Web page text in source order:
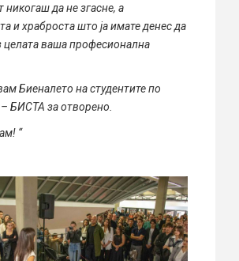
никогаш да не згасне, а
и храброста што ја имате денес да
целата ваша професионална
Биеналето на студентите по
– БИСТА за отворено.
“